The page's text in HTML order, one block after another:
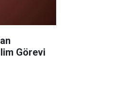
Görevi